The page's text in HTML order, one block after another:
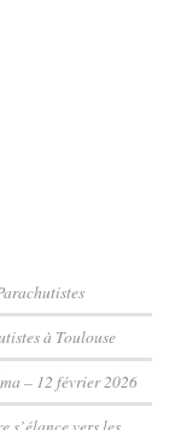
à Toulouse
– 12 février 2026